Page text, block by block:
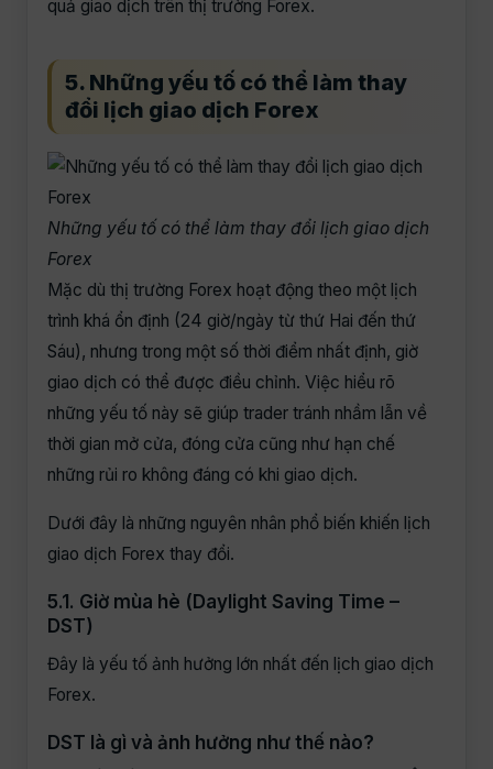
quả giao dịch trên thị trường Forex.
5. Những yếu tố có thể làm thay
đổi lịch giao dịch Forex
Những yếu tố có thể làm thay đổi lịch giao dịch
Forex
Mặc dù thị trường Forex hoạt động theo một lịch
trình khá ổn định (24 giờ/ngày từ thứ Hai đến thứ
Sáu), nhưng trong một số thời điểm nhất định, giờ
giao dịch có thể được điều chỉnh. Việc hiểu rõ
những yếu tố này sẽ giúp trader tránh nhầm lẫn về
thời gian mở cửa, đóng cửa cũng như hạn chế
những rủi ro không đáng có khi giao dịch.
Dưới đây là những nguyên nhân phổ biến khiến lịch
giao dịch Forex thay đổi.
5.1. Giờ mùa hè (Daylight Saving Time –
DST)
Đây là yếu tố ảnh hưởng lớn nhất đến lịch giao dịch
Forex.
DST là gì và ảnh hưởng như thế nào?